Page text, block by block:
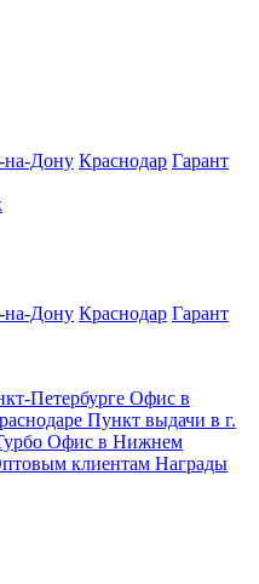
на-Дону Краснодар Гарант
на-Дону Краснодар Гарант
Петербурге Офис в
Пункт выдачи в г.
Офис в Нижнем
клиентам Награды